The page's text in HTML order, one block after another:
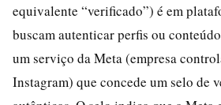
equivalente “verificado”) é em
buscam autenticar perfis ou
um serviço da Meta (empresa
Instagram) que concede um selo de